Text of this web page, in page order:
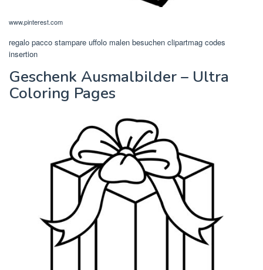
www.pinterest.com
regalo pacco stampare uffolo malen besuchen clipartmag codes
insertion
Geschenk Ausmalbilder – Ultra
Coloring Pages